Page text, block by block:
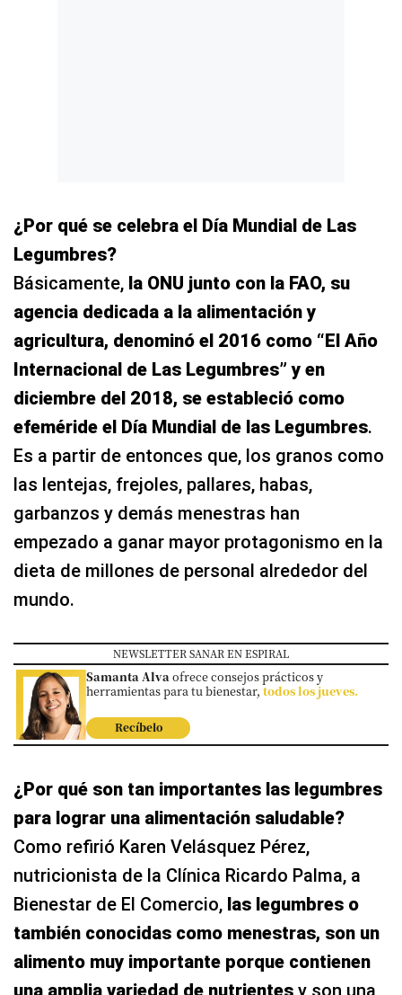
¿Por qué se celebra el Día Mundial de Las
Legumbres?
Básicamente, la ONU junto con la FAO, su
agencia dedicada a la alimentación y
agricultura, denominó el 2016 como “El Año
Internacional de Las Legumbres” y en
diciembre del 2018, se estableció como
efeméride el Día Mundial de las Legumbres.
Es a partir de entonces que, los granos como
las lentejas, frejoles, pallares, habas,
garbanzos y demás menestras han
empezado a ganar mayor protagonismo en la
dieta de millones de personal alrededor del
mundo.
NEWSLETTER SANAR EN ESPIRAL
Samanta Alvaofrece consejos prácticos y
herramientas para tu bienestar, todos los jueves.
Recíbelo
¿Por qué son tan importantes las legumbres
para lograr una alimentación saludable?
Como refirió Karen Velásquez Pérez,
nutricionista de la Clínica Ricardo Palma, a
Bienestar de El Comercio, las legumbres o
también conocidas como menestras, son un
alimento muy importante porque contienen
una amplia variedad de nutrientes y son una